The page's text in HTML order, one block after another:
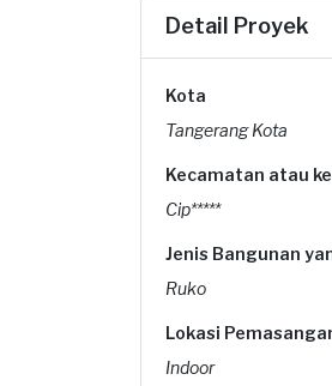
Detail Proyek
Kota
Tangerang Kota
Kecamatan atau
Cip*****
Jenis Bangunan
Ruko
Lokasi
Indoor